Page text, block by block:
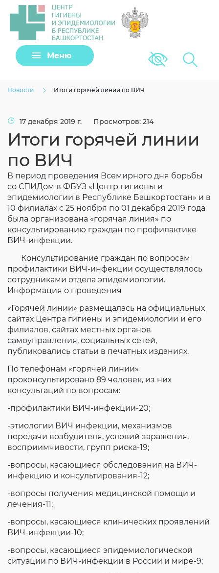
Меню Версия для
Новости Итоги горячей линии по ВИЧ
17 декабря 2019 г. Просмотров: 214
Итоги горячей линии
по ВИЧ
В период проведения Всемирного дня борьбы
со СПИДом в ФБУЗ «Центр гигиены и
эпидемиологии в Республике Башкортостан» и в
10 филиалах с 25 ноября по 01 декабря 2019 года
была организована «горячая линия» по
консультированию граждан по профилактике
ВИЧ-инфекции.
Консультирование граждан по вопросам
профилактики ВИЧ-инфекции осуществлялось
сотрудниками отдела эпидемиологии.
Информация о проведения
«Горячей линии» размещалась на официальных
сайтах Центра гигиены и эпидемиологии и его
филиалов, сайтах местных органов
самоуправления, социальных сетей,
публиковались статьи в печатных изданиях.
По телефонам «горячей линии»
проконсультировано 89 человек, из них
консультаций по вопросам:
-профилактики ВИЧ-инфекции-20;
-этиологии ВИЧ инфекции, механизмов
передачи возбудителя, условий заражения,
восприимчивости, групп риска-19;
-вопросы, касающиеся обследования на ВИЧ-
инфекцию и консультирования-12;
-вопросы получения медицинской помощи и
лечения-11;
-вопросы, касающиеся клинических проявлений
ВИЧ-инфекции-10;
-вопросы, касающиеся эпидемиологической
ситуации по ВИЧ-инфекции в России и мире-9;
Задать вопрос
Клещи
Загрузить файл
Согласие на обработку личных данных
Введите слово с картинки